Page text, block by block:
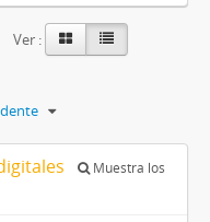
Ver :
Muestra los